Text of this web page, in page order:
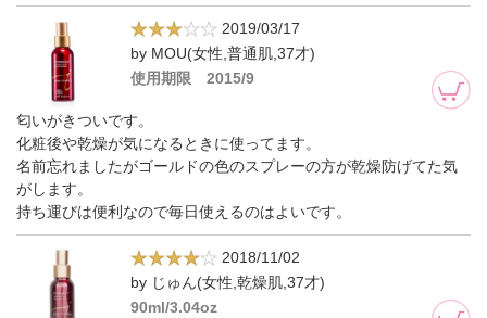
2019/03/17
by MOU(女性,普通肌,37才)
使用期限 2015/9
匂いがきついです。
化粧後や乾燥が気になるときに使ってます。
名前忘れましたがゴールドの色のスプレーの方が乾燥防げてた気
がします。
持ち運びは便利なので毎日使えるのはよいです。
2018/11/02
by じゅん(女性,乾燥肌,37才)
90ml/3.04oz